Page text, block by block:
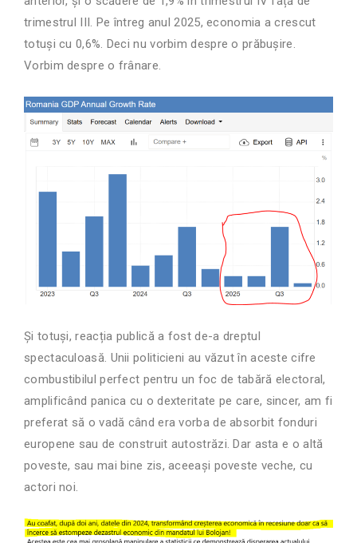
trimestrul III. Pe întreg anul 2025, economia a crescut
totuși cu 0,6%. Deci nu vorbim despre o prăbușire.
Vorbim despre o frânare.
Și totuși, reacția publică a fost de-a dreptul
spectaculoasă. Unii politicieni au văzut în aceste cifre
combustibilul perfect pentru un foc de tabără electoral,
amplificând panica cu o dexteritate pe care, sincer, am fi
preferat să o vadă când era vorba de absorbit fonduri
europene sau de construit autostrăzi. Dar asta e o altă
poveste, sau mai bine zis, aceeași poveste veche, cu
actori noi.